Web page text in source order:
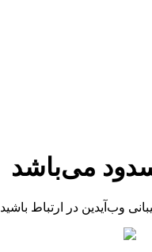
می‌باشد
وب‌آیدین در ارتباط باشید